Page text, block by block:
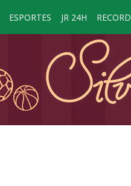
ESPORTES JR 24H RECORD